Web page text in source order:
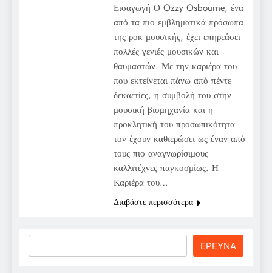
Εισαγωγή Ο Ozzy Osbourne, ένα
από τα πιο εμβληματικά πρόσωπα
της ροκ μουσικής, έχει επηρεάσει
πολλές γενιές μουσικών και
θαυμαστών. Με την καριέρα του
που εκτείνεται πάνω από πέντε
δεκαετίες, η συμβολή του στην
μουσική βιομηχανία και η
προκλητική του προσωπικότητα
τον έχουν καθιερώσει ως έναν από
τους πιο αναγνωρίσιμους
καλλιτέχνες παγκοσμίως. Η
Καριέρα του…
Διαβάστε περισσότερα
ΕΡΕΥΝΑ